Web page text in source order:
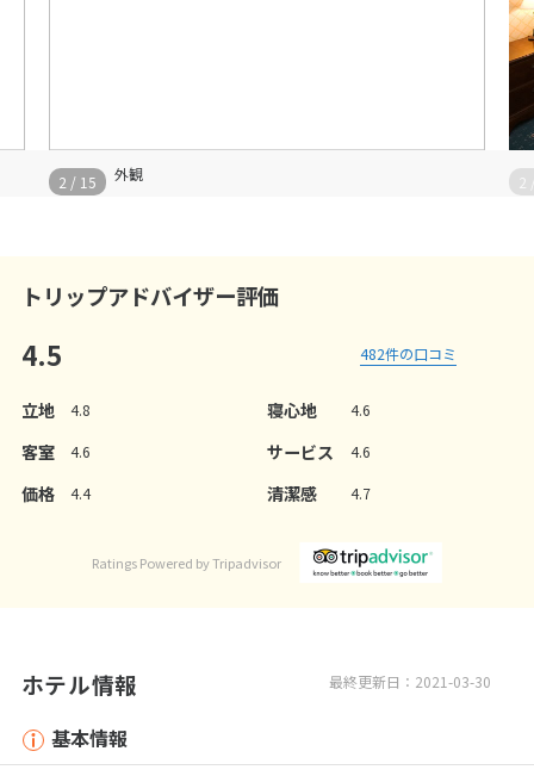
外観 外観
トリップアドバイザー評価
4.5 482件の口コミ
立地 4.8 寝心地 4.6
客室 4.6 サービス 4.6
価格 4.4 清潔感 4.7
Ratings Powered by Tripadvisor
最終更新日：2021-03-30
ホテル情報
基本情報